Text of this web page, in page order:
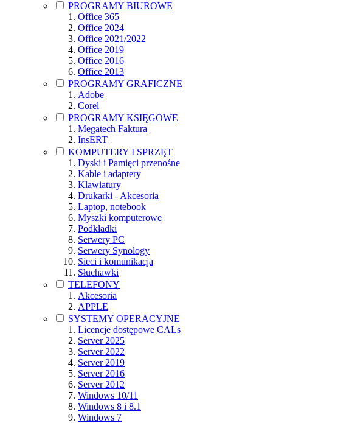
PROGRAMY BIUROWE
Office 365
Office 2024
Office 2021/2022
Office 2019
Office 2016
Office 2013
PROGRAMY GRAFICZNE
Adobe
Corel
PROGRAMY KSIĘGOWE
Megatech Faktura
InsERT
KOMPUTERY I SPRZĘT
Dyski i Pamięci przenośne
Kable i adaptery
Klawiatury
Drukarki - Akcesoria
Laptop, notebook
Myszki komputerowe
Podkładki
Serwery PC
Serwery Synology
Sieci i komunikacja
Słuchawki
TELEFONY
Akcesoria
APPLE
SYSTEMY OPERACYJNE
Licencje dostępowe CALs
Server 2025
Server 2022
Server 2019
Server 2016
Server 2012
Windows 10/11
Windows 8 i 8.1
Windows 7